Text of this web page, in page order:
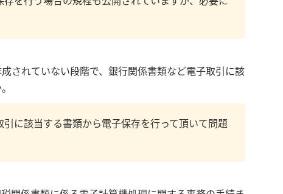
されていない段階で、銀行関係書類など電子取引に該
に該当する書類から電子保存を行って頂いて問題